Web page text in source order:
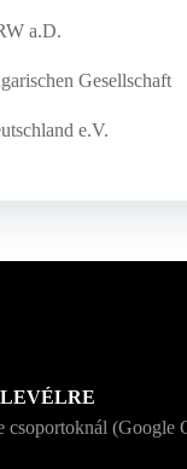
a.D.
Gesellschaft
e.V.
(Google